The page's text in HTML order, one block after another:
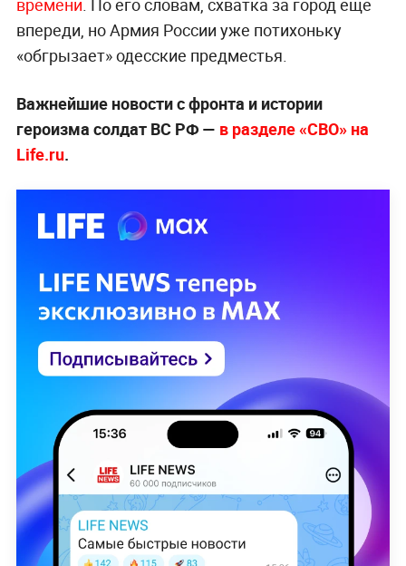
времени. По его словам, схватка за город ещё
впереди, но Армия России уже потихоньку
«обгрызает» одесские предместья.
Важнейшие новости с фронта и истории
героизма солдат ВС РФ — в разделе «СВО» на
Life.ru.